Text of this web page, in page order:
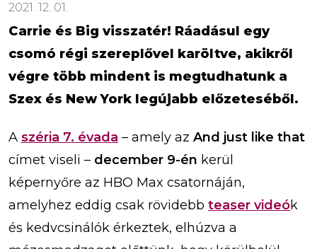
2021. 12. 01.
Carrie és Big visszatér! Ráadásul egy
csomó régi szereplővel karöltve, akikről
végre több mindent is megtudhatunk a
Szex és New York legújabb előzeteséből.
A széria 7. évada – amely az And just like that
címet viseli – december 9-én kerül
képernyőre az HBO Max csatornáján,
amelyhez eddig csak rövidebb teaser videók
és kedvcsinálók érkeztek, elhúzva a